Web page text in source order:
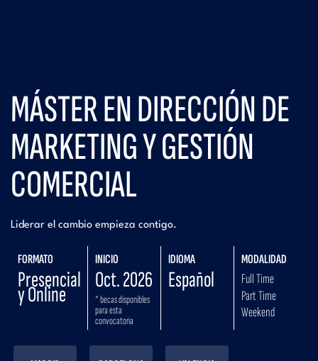
MÁSTER EN DIRECCIÓN DE
MARKETING Y GESTIÓN
COMERCIAL
Liderar el cambio empieza contigo.
FORMATO
Presencial
y Online
INICIO
Oct. 2026
* becas disponibles
para esta
convocatoria
IDIOMA
Español
MODALIDAD
Full Time
Part Time
Weekend